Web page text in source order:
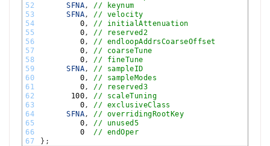
52
53
54
55
56
57
58
59
60
61
62
63
64
65
66
67
SFNA,
// keynum
SFNA,
// velocity
0,
// initialAttenuation
0,
// reserved2
0,
// endloopAddrsCoarseOffset
0,
// coarseTune
0,
// fineTune
SFNA,
// sampleID
0,
// sampleModes
0,
// reserved3
100,
// scaleTuning
0,
// exclusiveClass
SFNA,
// overridingRootKey
0,
// unused5
0
// endOper
} ;